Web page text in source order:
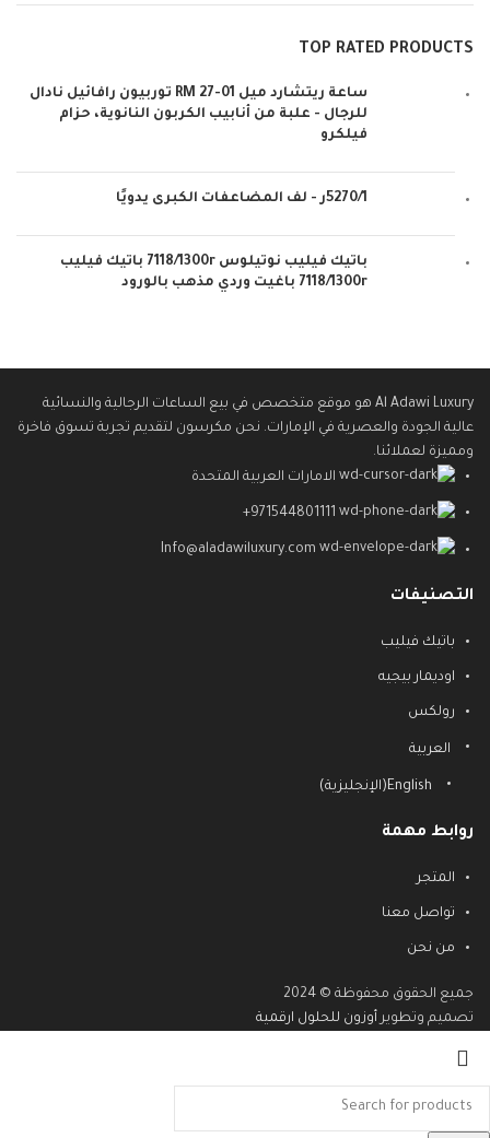
TOP RATED PRODUCTS
ساعة ريتشارد ميل RM 27-01 توربيون رافائيل نادال
للرجال - علبة من أنابيب الكربون النانوية، حزام
فيلكرو
5270/1ر - لف المضاعفات الكبرى يدويًا
باتيك فيليب نوتيلوس 7118/1300r باتيك فيليب
7118/1300r باغيت وردي مذهب بالورود
Al Adawi Luxury هو موقع متخصص في بيع الساعات الرجالية والنسائية
عالية الجودة والعصرية في الإمارات. نحن مكرسون لتقديم تجربة تسوق فاخرة
ومميزة لعملائنا.
الامارات العربية المتحدة
971544801111+
Info@aladawiluxury.com
التصنيفات
باتيك فيليب
اوديمار بيجيه
رولكس
العربية
English
( الإنجليزية)
روابط مهمة
المتجر
تواصل معنا
من نحن
جميع الحقوق محفوظة © 2024
تصميم وتطوير أوزون للحلول ارقمية